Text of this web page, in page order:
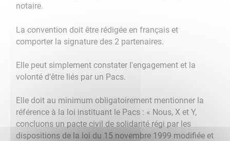
notaire.
La convention doit être rédigée en français et
comporter la signature des 2 partenaires.
Elle peut simplement constater l'engagement et la
volonté d'être liés par un Pacs.
Elle doit au minimum obligatoirement mentionner la
référence à la loi instituant le Pacs : « Nous, X et Y,
concluons un pacte civil de solidarité régi par les
dispositions de la loi du 15 novembre 1999 modifiée et